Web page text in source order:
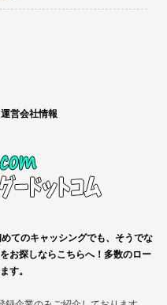
運営会社情報
てのキャッシングでも、そうでな
お探しならこちらへ！多数のロー
す。